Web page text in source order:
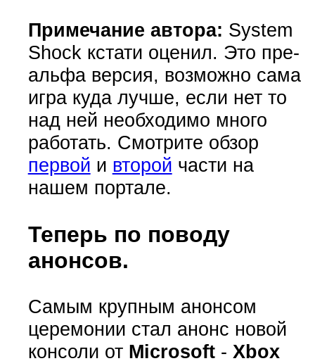
Примечание автора: System
Shock кстати оценил. Это пре-
альфа версия, возможно сама
игра куда лучше, если нет то
над ней необходимо много
работать. Смотрите обзор
первой и второй части на
нашем портале.
Теперь по поводу
анонсов.
Самым крупным анонсом
церемонии стал анонс новой
консоли от Microsoft- Xbox